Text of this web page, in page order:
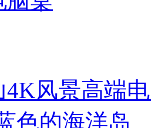
风景高端